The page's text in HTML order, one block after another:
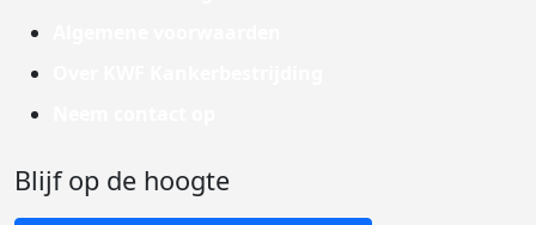
Blijf op de hoogte